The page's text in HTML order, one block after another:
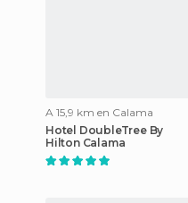
A 15,9 km en Calama
Hotel DoubleTree By
Hilton Calama